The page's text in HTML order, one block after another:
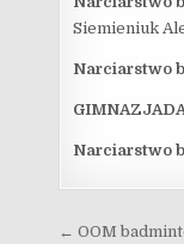
Siemieniuk
Narciarstwo
Narciarstwo
← OOM